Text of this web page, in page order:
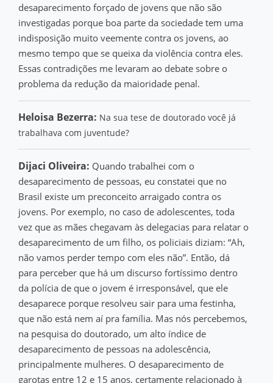
desaparecimento forçado de jovens que não são
investigadas porque boa parte da sociedade tem uma
indisposição muito veemente contra os jovens, ao
mesmo tempo que se queixa da violência contra eles.
Essas contradições me levaram ao debate sobre o
problema da redução da maioridade penal.
Heloisa Bezerra: Na sua tese de doutorado você já
trabalhava com juventude?
Dijaci Oliveira: Quando trabalhei com o
desaparecimento de pessoas, eu constatei que no
Brasil existe um preconceito arraigado contra os
jovens. Por exemplo, no caso de adolescentes, toda
vez que as mães chegavam às delegacias para relatar o
desaparecimento de um filho, os policiais diziam: “Ah,
não vamos perder tempo com eles não”. Então, dá
para perceber que há um discurso fortíssimo dentro
da polícia de que o jovem é irresponsável, que ele
desaparece porque resolveu sair para uma festinha,
que não está nem aí pra família. Mas nós percebemos,
na pesquisa do doutorado, um alto índice de
desaparecimento de pessoas na adolescência,
principalmente mulheres. O desaparecimento de
garotas entre 12 e 15 anos, certamente relacionado à